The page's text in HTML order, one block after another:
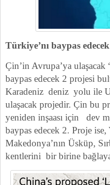
Türkiye’nı baypas
Çin’in Avrupa’ya ulaşacak
baypas edecek 2 projesi
Karadeniz deniz yolu ile
ulaşacak projedir. Çin bu
yeniden inşaası için dev
baypas edecek 2. Proje ise,
Makedonya’nın Üsküp,
kentlerini bir birine